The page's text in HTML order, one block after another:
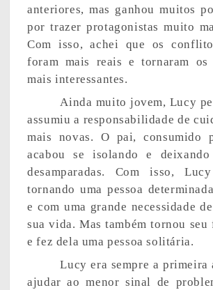
anteriores, mas ganhou muitos
por trazer protagonistas muito
Com isso, achei que os
foram mais reais e tornaram os
mais interessantes.
Ainda muito jovem, Lucy
assumiu a responsabilidade de
mais novas. O pai, consumido
acabou se isolando e deixando
desamparadas. Com isso,
tornando uma pessoa
e com uma grande necessidade
sua vida. Mas também tornou seu
e fez dela uma pessoa solitária.
Lucy era sempre a primeira
ajudar ao menor sinal de